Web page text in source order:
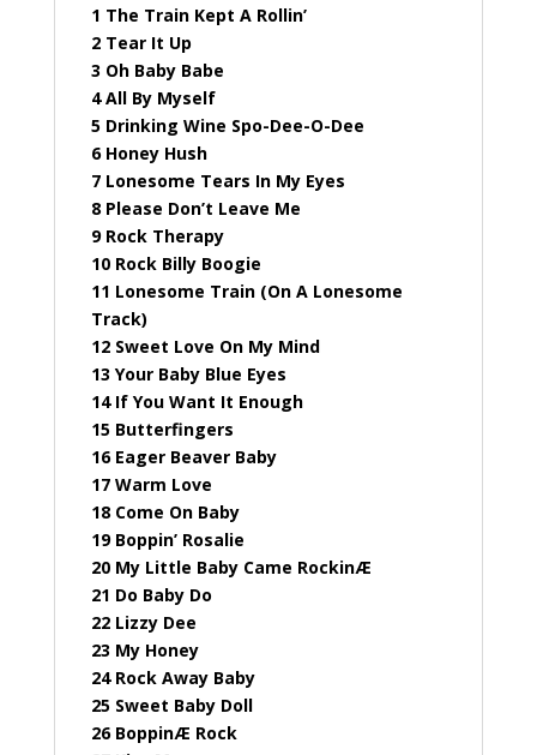
1 The Train Kept A Rollin’
2 Tear It Up
3 Oh Baby Babe
4 All By Myself
5 Drinking Wine Spo-Dee-O-Dee
6 Honey Hush
7 Lonesome Tears In My Eyes
8 Please Don’t Leave Me
9 Rock Therapy
10 Rock Billy Boogie
11 Lonesome Train (On A Lonesome
Track)
12 Sweet Love On My Mind
13 Your Baby Blue Eyes
14 If You Want It Enough
15 Butterfingers
16 Eager Beaver Baby
17 Warm Love
18 Come On Baby
19 Boppin’ Rosalie
20 My Little Baby Came RockinÆ
21 Do Baby Do
22 Lizzy Dee
23 My Honey
24 Rock Away Baby
25 Sweet Baby Doll
26 BoppinÆ Rock